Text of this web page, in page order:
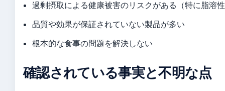
過剰摂取による健康被害のリスクがある（特に脂溶
品質や効果が保証されていない製品が多い
根本的な食事の問題を解決しない
確認されている事実と不明な点